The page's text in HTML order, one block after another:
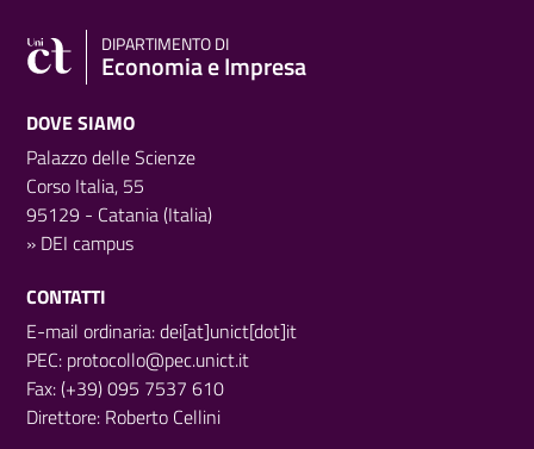
DIPARTIMENTO DI
Economia e Impresa
DOVE SIAMO
Palazzo delle Scienze
Corso Italia, 55
95129 - Catania (Italia)
» DEI campus
CONTATTI
E-mail ordinaria: dei[at]unict[dot]it
PEC: protocollo@pec.unict.it
Fax: (+39) 095 7537 610
Direttore: Roberto Cellini